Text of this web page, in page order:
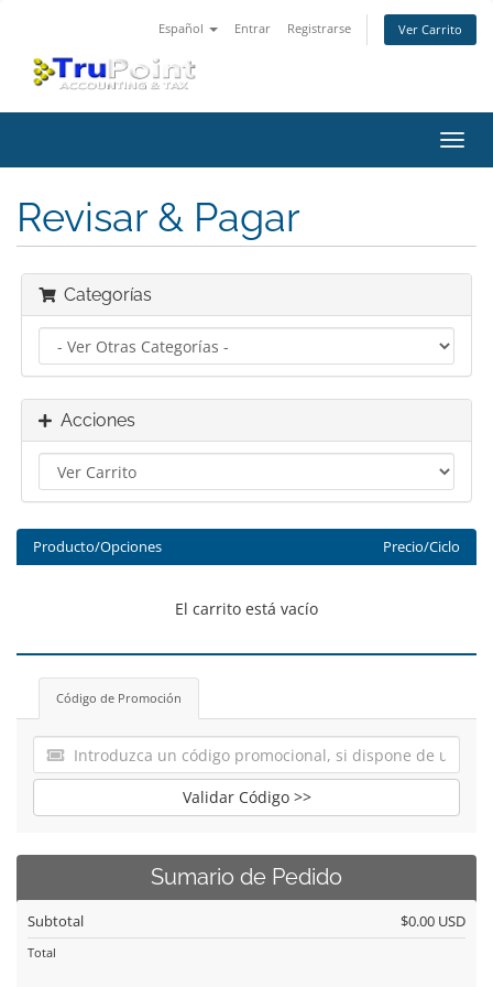
Español Entrar Registrarse Ver Carrito
Revisar & Pagar
Categorías
Acciones
Producto/Opciones Precio/Ciclo
El carrito está vacío
Código de Promoción
Validar Código >>
Sumario de Pedido
Subtotal $0.00 USD
Total